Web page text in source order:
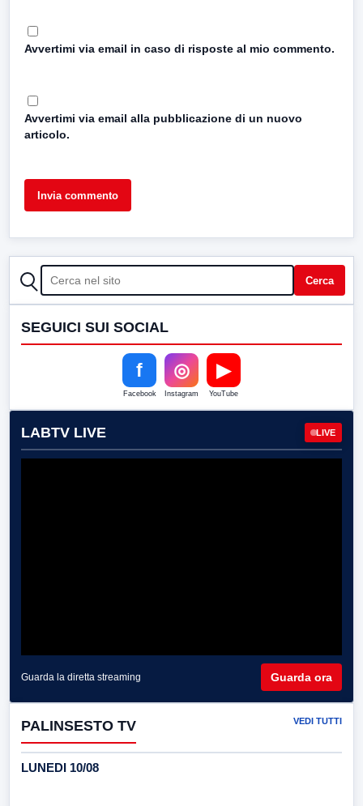
Avvertimi via email in caso di risposte al mio commento.
Avvertimi via email alla pubblicazione di un nuovo
articolo.
CERCA Cerca
SEGUICI SUI SOCIAL
f
Facebook
◎
Instagram
▶
YouTube
LABTV LIVE LIVE
Guarda la diretta streaming Guarda ora
PALINSESTO TV VEDI TUTTI
LUNEDI 10/08